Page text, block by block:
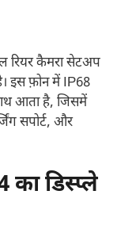
रियर कैमरा सेटअप
इस फ़ोन में IP68
आता है, जिसमें
सपोर्ट, और
का डिस्प्ले